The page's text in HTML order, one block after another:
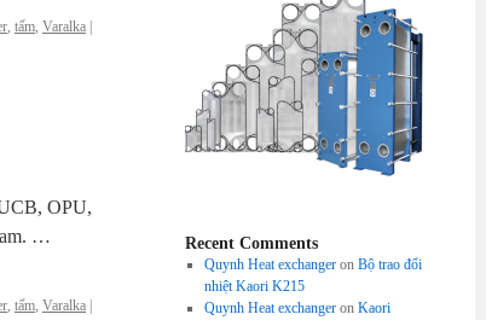
, tấm, Varalka
OPU,
…
, tấm, Varalka
Recent Comments
Quynh Heat exchangeron Bộ trao đổi
nhiệt Kaori K215
Quynh Heat exchangeron Kaori